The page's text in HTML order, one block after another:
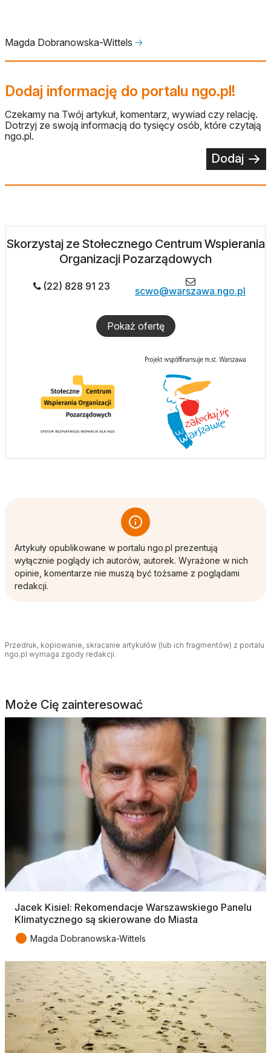
Magda Dobranowska-Wittels 🡢
Dodaj informację do portalu ngo.pl!
Czekamy na Twój artykuł, komentarz, wywiad czy relację.
Dotrzyj ze swoją informacją do tysięcy osób, które czytają
ngo.pl.
Dodaj
Skorzystaj ze Stołecznego Centrum Wspierania
Organizacji Pozarządowych
(22) 828 91 23 scwo@warszawa.ngo.pl
Pokaż ofertę
Artykuły opublikowane w portalu ngo.pl prezentują
wyłącznie poglądy ich autorów, autorek. Wyrażone w nich
opinie, komentarze nie muszą być tożsame z poglądami
redakcji.
Przedruk, kopiowanie, skracanie artykułów (lub ich fragmentów) z portalu
ngo.pl wymaga zgody redakcji.
Może Cię zainteresować
Jacek Kisiel: Rekomendacje Warszawskiego Panelu
Klimatycznego są skierowane do Miasta
● Magda Dobranowska-Wittels